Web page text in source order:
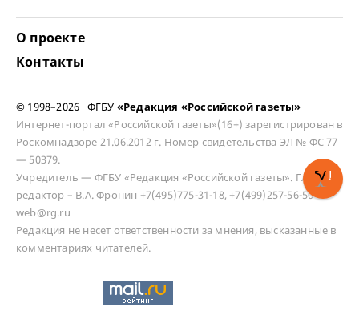
О проекте
Контакты
© 1998–2026 ФГБУ «Редакция «Российской газеты»
Интернет-портал «Российской газеты»(16+) зарегистрирован в
Роскомнадзоре 21.06.2012 г. Номер свидетельства ЭЛ № ФС 77
— 50379.
Учредитель — ФГБУ «Редакция «Российской газеты». Главный
редактор – В.А. Фронин +7(495)775-31-18, +7(499)257-56-50
web@rg.ru
Редакция не несет ответственности за мнения, высказанные в
комментариях читателей.